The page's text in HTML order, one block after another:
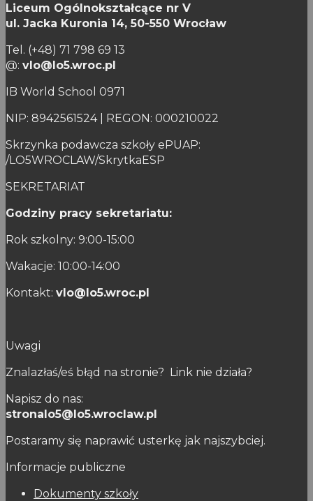
Liceum Ogólnokształcące nr V
ul. Jacka Kuronia 14, 50-550 Wrocław
Tel. (+48) 71 798 69 13
@: vlo@lo5.wroc.pl
IB World School 0971
NIP: 8942561524 | REGON: 000210022
Skrzynka podawcza szkoły ePUAP:
/LO5WROCLAW/SkrytkaESP
SEKRETARIAT
Godziny pracy sekretariatu:
Rok szkolny: 9:00-15:00
Wakacje: 10:00-14:00
Kontakt: vlo@lo5.wroc.pl
Uwagi
Znalazłaś/eś błąd na stronie? Link nie działa?
Napisz do nas:
stronalo5@lo5.wroclaw.pl
Postaramy się naprawić usterkę jak najszybciej.
Informacje publiczne
Dokumenty szkoły